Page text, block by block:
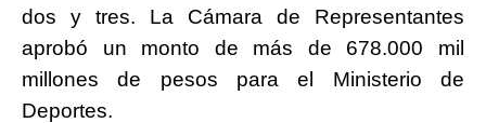
dos y tres. La Cámara de Representantes
aprobó un monto de más de 678.000 mil
millones de pesos para el Ministerio de
Deportes.